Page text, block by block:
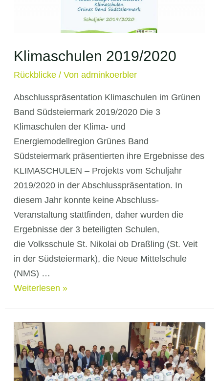
Klimaschulen 2019/2020
Rückblicke/ Von adminkoerbler
Abschlusspräsentation Klimaschulen im Grünen
Band Südsteiermark 2019/2020 Die 3
Klimaschulen der Klima- und
Energiemodellregion Grünes Band
Südsteiermark präsentierten ihre Ergebnisse des
KLIMASCHULEN – Projekts vom Schuljahr
2019/2020 in der Abschlusspräsentation. In
diesem Jahr konnte keine Abschluss-
Veranstaltung stattfinden, daher wurden die
Ergebnisse der 3 beteiligten Schulen,
die Volksschule St. Nikolai ob Draßling (St. Veit
in der Südsteiermark), die Neue Mittelschule
(NMS) …
Klimaschulen
Weiterlesen »